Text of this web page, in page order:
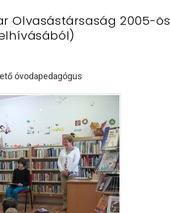
Olvasástársaság 2005-ös
óvodapedagógus